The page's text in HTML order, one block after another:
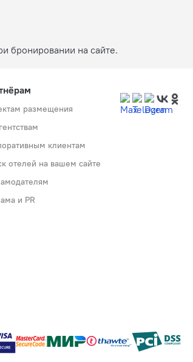
бронировании на сайте.
размещения
клиентам
отелей на вашем сайте
и PR